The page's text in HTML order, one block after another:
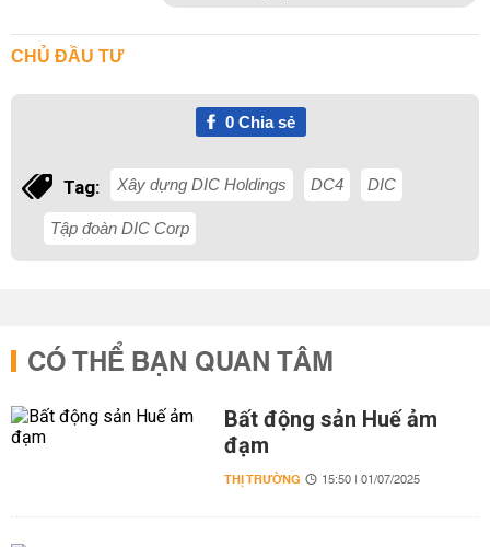
CHỦ ĐẦU TƯ
0Chia sẻ
Tag: Xây dựng DIC Holdings DC4 DIC
Tập đoàn DIC Corp
CÓ THỂ BẠN QUAN TÂM
Bất động sản Huế ảm
đạm
THỊ TRƯỜNG 15:50 | 01/07/2025